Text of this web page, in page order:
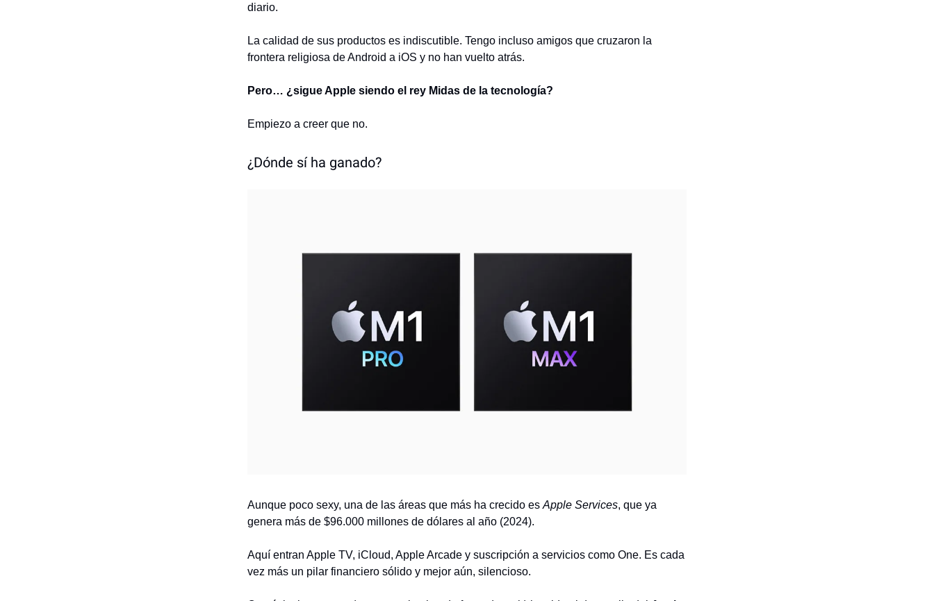
diario.
La calidad de sus productos es indiscutible. Tengo incluso amigos que cruzaron la
frontera religiosa de Android a iOS y no han vuelto atrás.
Pero… ¿sigue Apple siendo el rey Midas de la tecnología?
Empiezo a creer que no.
¿Dónde sí ha ganado?
Aunque poco sexy, una de las áreas que más ha crecido es Apple Services, que ya
genera más de $96.000 millones de dólares al año (2024).
Aquí entran Apple TV, iCloud, Apple Arcade y suscripción a servicios como One. Es cada
vez más un pilar financiero sólido y mejor aún, silencioso.